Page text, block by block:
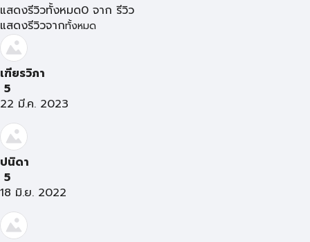
แสดงรีวิวทั้งหมด0 จาก รีวิว
แสดงรีวิวจากทั้งหมด
เฑียรวิภา
5
22 มี.ค. 2023
ปนิดา
5
18 มิ.ย. 2022